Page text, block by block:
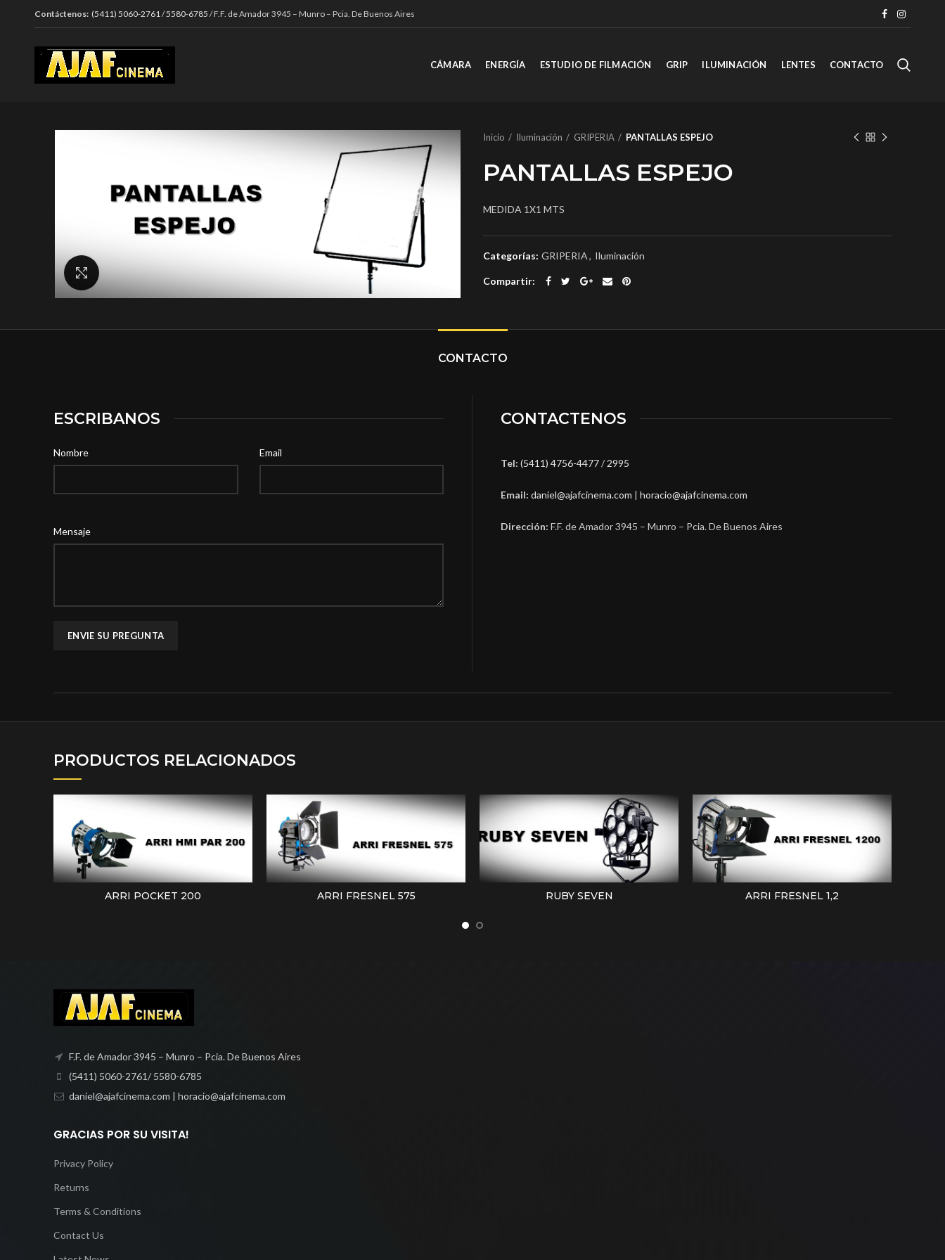
Contáctenos: (5411) 5060-2761 /5580-6785 / F.F. de Amador 3945 – Munro – Pcia. De Buenos Aires
CÁMARA ENERGÍA ESTUDIO DE FILMACIÓN GRIP ILUMINACIÓN LENTES CONTACTO
Inicio Iluminación GRIPERIA PANTALLAS ESPEJO
PANTALLAS ESPEJO
MEDIDA 1X1 MTS
Categorías: GRIPERIA, Iluminación
Compartir
CONTACTO
ESCRIBANOS
Nombre Email
Mensaje
CONTACTENOS
Tel: (5411) 4756-4477/ 2995
Email: daniel@ajafcinema.com | horacio@ajafcinema.com
Dirección: F.F. de Amador 3945 – Munro – Pcia. De Buenos Aires
PRODUCTOS RELACIONADOS
LEER MÁS
ARRI POCKET 200 LEER MÁS
ARRI FRESNEL 575 LEER MÁS
RUBY SEVEN LEER MÁS
ARRI FRESNEL 1,2
F.F. de Amador 3945 – Munro – Pcia. De Buenos Aires
(5411) 5060-2761/ 5580-6785
daniel@ajafcinema.com | horacio@ajafcinema.com
GRACIAS POR SU VISITA!
Privacy Policy
Returns
Terms & Conditions
Contact Us